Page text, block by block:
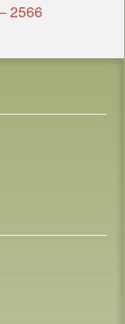
2566